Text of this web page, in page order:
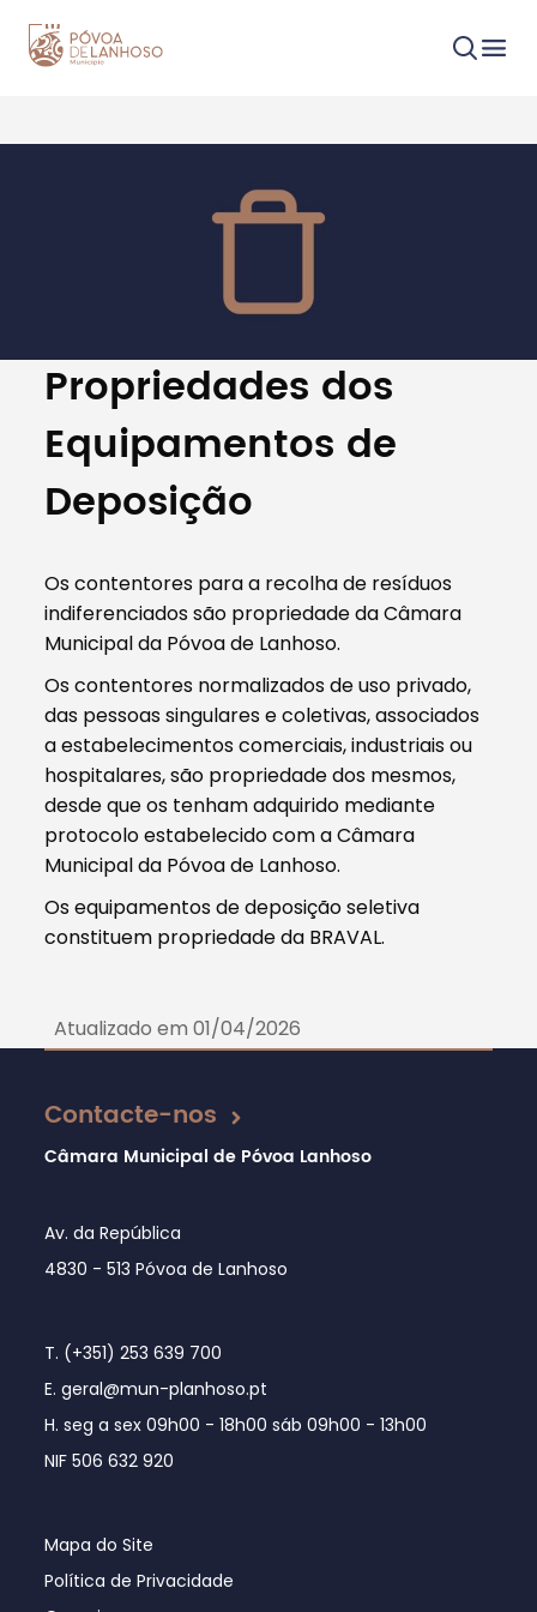
Tipo de conteúdo
Filtros
Propriedades dos
Equipamentos de
Deposição
Os contentores para a recolha de resíduos
indiferenciados são propriedade da Câmara
Municipal da Póvoa de Lanhoso.
Os contentores normalizados de uso privado,
das pessoas singulares e coletivas, associados
a estabelecimentos comerciais, industriais ou
hospitalares, são propriedade dos mesmos,
desde que os tenham adquirido mediante
protocolo estabelecido com a Câmara
Municipal da Póvoa de Lanhoso.
Os equipamentos de deposição seletiva
constituem propriedade da BRAVAL.
Atualizado em 01/04/2026
Contacte-nos
Câmara Municipal de Póvoa Lanhoso
Av. da República
4830 - 513 Póvoa de Lanhoso
T. (+351) 253 639 700
E. geral@mun-planhoso.pt
H. seg a sex 09h00 - 18h00 sáb 09h00 - 13h00
NIF 506 632 920
Mapa do Site
Política de Privacidade